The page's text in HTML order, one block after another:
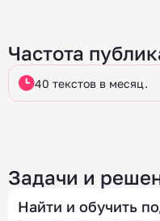
Частота
40 текстов в месяц.
Задачи и
Найти и обучить